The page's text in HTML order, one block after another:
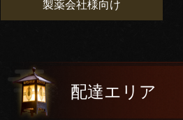
製薬会社様向け
配達エリア